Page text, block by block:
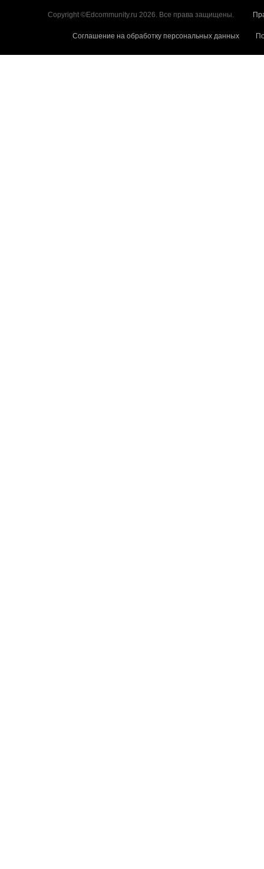
Copyright ©Edcommunity.ru 2026. Все права защищены.
Соглашение на обработку персональных данных